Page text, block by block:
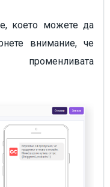
което можете да
внимание, че